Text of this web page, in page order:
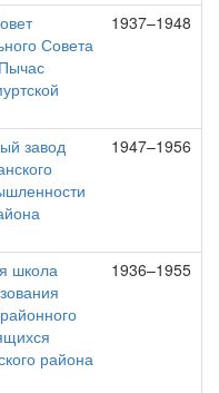
Совета
1937–1948
завод
1947–1956
школа
района
1936–1955